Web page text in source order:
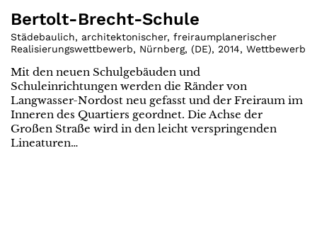
Bertolt-Brecht-Schule
Städebaulich, architektonischer, freiraumplanerischer
Realisierungswettbewerb, Nürnberg, (DE), 2014, Wettbewerb
Mit den neuen Schulgebäuden und
Schuleinrichtungen werden die Ränder von
Langwasser-Nordost neu gefasst und der Freiraum im
Inneren des Quartiers geordnet. Die Achse der
Großen Straße wird in den leicht verspringenden
Lineaturen…